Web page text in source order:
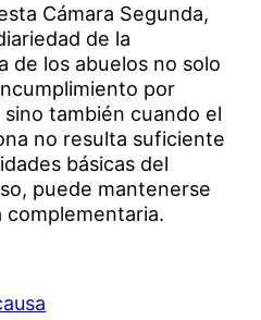
Cámara Segunda,
de la
de los abuelos no solo
por
también cuando el
no resulta suficiente
básicas del
puede mantenerse